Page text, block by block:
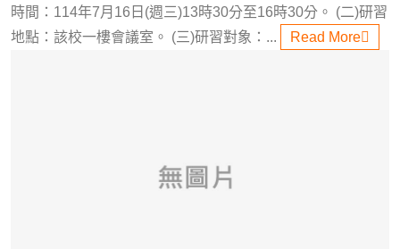
時間：114年7月16日(週三)13時30分至16時30分。 (二)研習
地點：該校一樓會議室。 (三)研習對象：...
Read More